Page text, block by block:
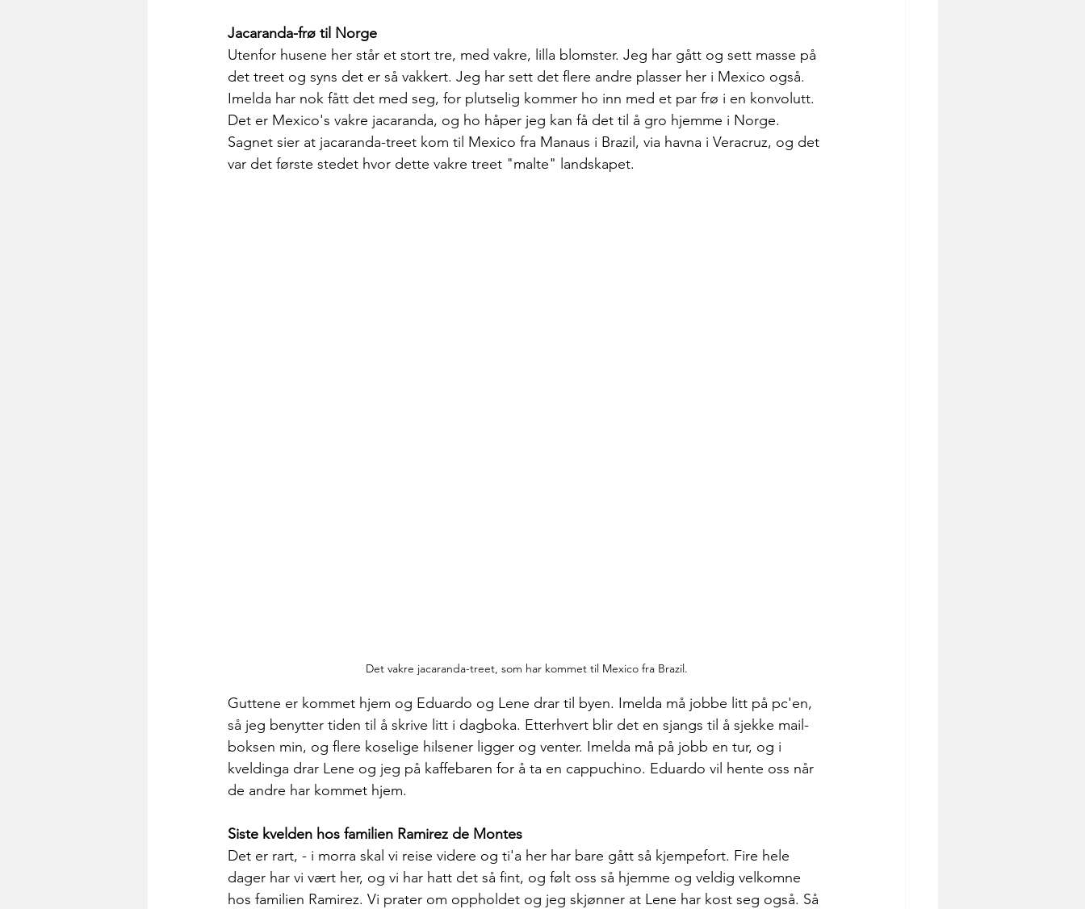
Jacaranda-frø til Norge
Utenfor husene her står et stort tre, med vakre, lilla blomster. Jeg har gått og sett masse på
det treet og syns det er så vakkert. Jeg har sett det flere andre plasser her i Mexico også.
Imelda har nok fått det med seg, for plutselig kommer ho inn med et par frø i en konvolutt.
Det er Mexico's vakre jacaranda, og ho håper jeg kan få det til å gro hjemme i Norge.
Sagnet sier at jacaranda-treet kom til Mexico fra Manaus i Brazil, via havna i Veracruz, og det
var det første stedet hvor dette vakre treet "malte" landskapet.
Det vakre jacaranda-treet, som har kommet til Mexico fra Brazil.
Guttene er kommet hjem og Eduardo og Lene drar til byen. Imelda må jobbe litt på pc'en,
så jeg benytter tiden til å skrive litt i dagboka. Etterhvert blir det en sjangs til å sjekke mail-
boksen min, og flere koselige hilsener ligger og venter. Imelda må på jobb en tur, og i
kveldinga drar Lene og jeg på kaffebaren for å ta en cappuchino. Eduardo vil hente oss når
de andre har kommet hjem.
Siste kvelden hos familien Ramirez de Montes
Det er rart, - i morra skal vi reise videre og ti'a her har bare gått så kjempefort. Fire hele
dager har vi vært her, og vi har hatt det så fint, og følt oss så hjemme og veldig velkomne
hos familien Ramirez. Vi prater om oppholdet og jeg skjønner at Lene har kost seg også. Så